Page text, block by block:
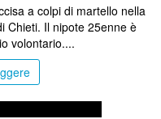
a colpi di martello nella
Chieti. Il nipote 25enne è
volontario....